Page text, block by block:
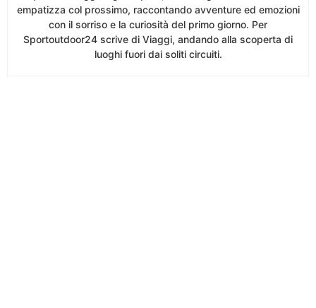
empatizza col prossimo, raccontando avventure ed emozioni
con il sorriso e la curiosità del primo giorno. Per
Sportoutdoor24 scrive di Viaggi, andando alla scoperta di
luoghi fuori dai soliti circuiti.